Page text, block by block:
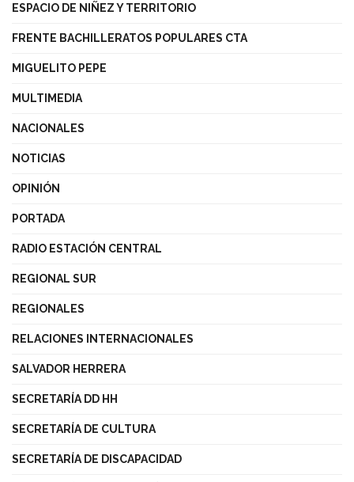
ESPACIO DE NIÑEZ Y TERRITORIO
FRENTE BACHILLERATOS POPULARES CTA
MIGUELITO PEPE
MULTIMEDIA
NACIONALES
NOTICIAS
OPINIÓN
PORTADA
RADIO ESTACIÓN CENTRAL
REGIONAL SUR
REGIONALES
RELACIONES INTERNACIONALES
SALVADOR HERRERA
SECRETARÍA DD HH
SECRETARÍA DE CULTURA
SECRETARÍA DE DISCAPACIDAD